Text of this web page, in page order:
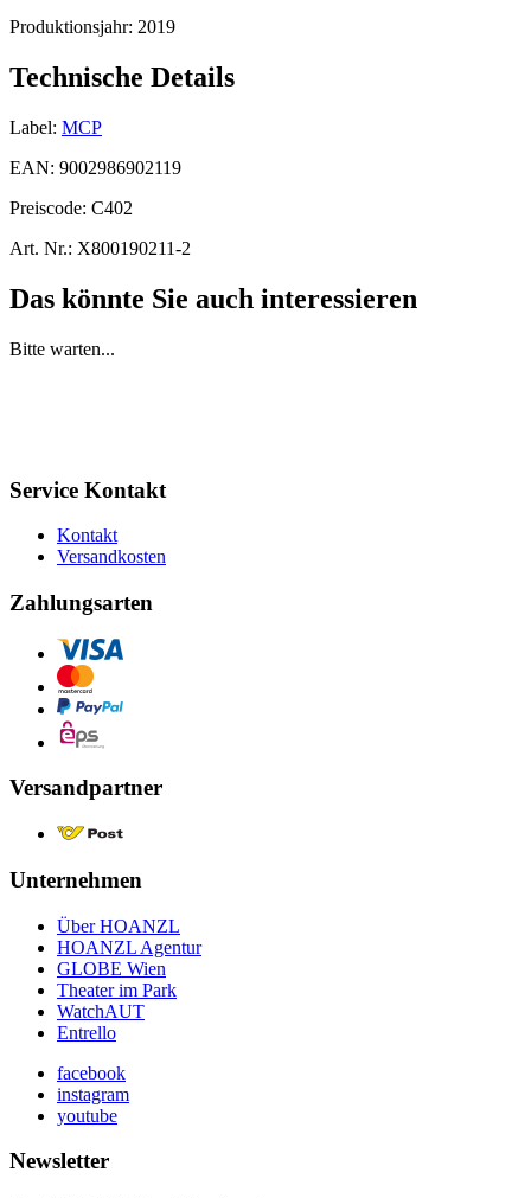
Produktionsjahr: 2019
Technische Details
Label: MCP
EAN: 9002986902119
Preiscode: C402
Art. Nr.: X800190211-2
Das könnte Sie auch interessieren
Bitte warten...
Service Kontakt
Kontakt
Versandkosten
Zahlungsarten
Versandpartner
Unternehmen
Über HOANZL
HOANZL Agentur
GLOBE Wien
Theater im Park
WatchAUT
Entrello
facebook
instagram
youtube
Newsletter